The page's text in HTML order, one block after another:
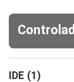
IDE (1)